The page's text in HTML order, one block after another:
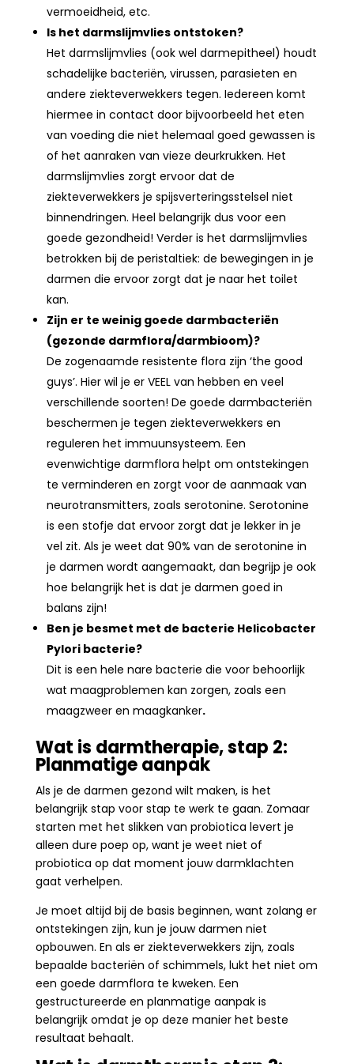
vermoeidheid, etc.
Is het darmslijmvlies ontstoken?
Het darmslijmvlies (ook wel darmepitheel) houdt
schadelijke bacteriën, virussen, parasieten en
andere ziekteverwekkers tegen. Iedereen komt
hiermee in contact door bijvoorbeeld het eten
van voeding die niet helemaal goed gewassen is
of het aanraken van vieze deurkrukken. Het
darmslijmvlies zorgt ervoor dat de
ziekteverwekkers je spijsverteringsstelsel niet
binnendringen. Heel belangrijk dus voor een
goede gezondheid! Verder is het darmslijmvlies
betrokken bij de peristaltiek: de bewegingen in je
darmen die ervoor zorgt dat je naar het toilet
kan.
Zijn er te weinig goede darmbacteriën
(gezonde darmflora/darmbioom)?
De zogenaamde resistente flora zijn ‘the good
guys’. Hier wil je er VEEL van hebben en veel
verschillende soorten! De goede darmbacteriën
beschermen je tegen ziekteverwekkers en
reguleren het immuunsysteem. Een
evenwichtige darmflora helpt om ontstekingen
te verminderen en zorgt voor de aanmaak van
neurotransmitters, zoals serotonine. Serotonine
is een stofje dat ervoor zorgt dat je lekker in je
vel zit. Als je weet dat 90% van de serotonine in
je darmen wordt aangemaakt, dan begrijp je ook
hoe belangrijk het is dat je darmen goed in
balans zijn!
Ben je besmet met de bacterie Helicobacter
Pylori bacterie?
Dit is een hele nare bacterie die voor behoorlijk
wat maagproblemen kan zorgen, zoals een
maagzweer en maagkanker.
Wat is darmtherapie, stap 2:
Planmatige aanpak
Als je de darmen gezond wilt maken, is het
belangrijk stap voor stap te werk te gaan. Zomaar
starten met het slikken van probiotica levert je
alleen dure poep op, want je weet niet of
probiotica op dat moment jouw darmklachten
gaat verhelpen.
Je moet altijd bij de basis beginnen, want zolang er
ontstekingen zijn, kun je jouw darmen niet
opbouwen. En als er ziekteverwekkers zijn, zoals
bepaalde bacteriën of schimmels, lukt het niet om
een goede darmflora te kweken. Een
gestructureerde en planmatige aanpak is
belangrijk omdat je op deze manier het beste
resultaat behaalt.